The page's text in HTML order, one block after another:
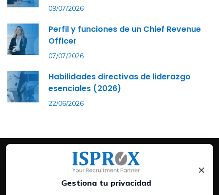
09/07/2026
Perfil y funciones de un Chief Revenue
Officer
07/07/2026
Habilidades directivas de liderazgo
esenciales (2026)
22/06/2026
Gestiona tu privacidad
×